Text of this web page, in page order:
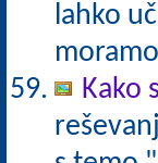
lahko
Kako